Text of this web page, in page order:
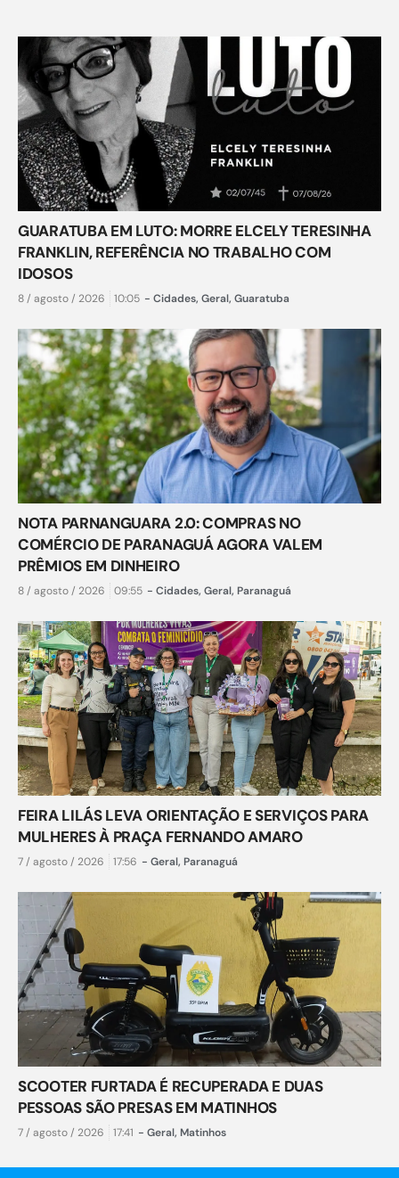
GUARATUBA EM LUTO: MORRE ELCELY TERESINHA
FRANKLIN, REFERÊNCIA NO TRABALHO COM
IDOSOS
8 / agosto / 2026 10:05 - Cidades, Geral, Guaratuba
NOTA PARNANGUARA 2.0: COMPRAS NO
COMÉRCIO DE PARANAGUÁ AGORA VALEM
PRÊMIOS EM DINHEIRO
8 / agosto / 2026 09:55 - Cidades, Geral, Paranaguá
FEIRA LILÁS LEVA ORIENTAÇÃO E SERVIÇOS PARA
MULHERES À PRAÇA FERNANDO AMARO
7 / agosto / 2026 17:56 - Geral, Paranaguá
SCOOTER FURTADA É RECUPERADA E DUAS
PESSOAS SÃO PRESAS EM MATINHOS
7 / agosto / 2026 17:41 - Geral, Matinhos